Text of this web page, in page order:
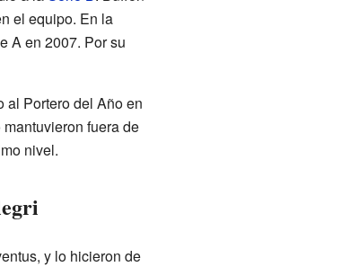
el equipo. En la
A en 2007. Por su
al Portero del Año en
fuera de
nivel.
y lo hicieron de